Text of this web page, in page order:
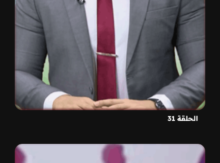
الحلقة 31